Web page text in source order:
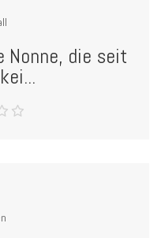
Nonne, die seit